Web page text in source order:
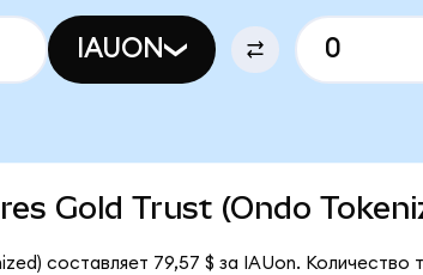
IAUON
Gold Trust (Ondo
составляет 79,57 $ за IAUon. Количество